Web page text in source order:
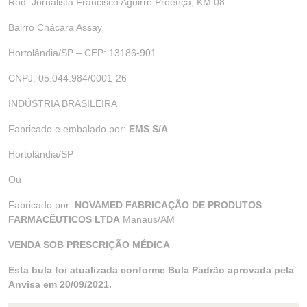
Bairro Chácara Assay
Hortolândia/SP – CEP: 13186-901
CNPJ: 05.044.984/0001-26
INDÚSTRIA BRASILEIRA
Fabricado e embalado por: EMS S/A
Hortolândia/SP
Ou
Fabricado por: NOVAMED FABRICAÇÃO DE PRODUTOS
FARMACÊUTICOS LTDA Manaus/AM
VENDA SOB PRESCRIÇÃO MÉDICA
Esta bula foi atualizada conforme Bula Padrão aprovada pela
Anvisa em 20/09/2021.